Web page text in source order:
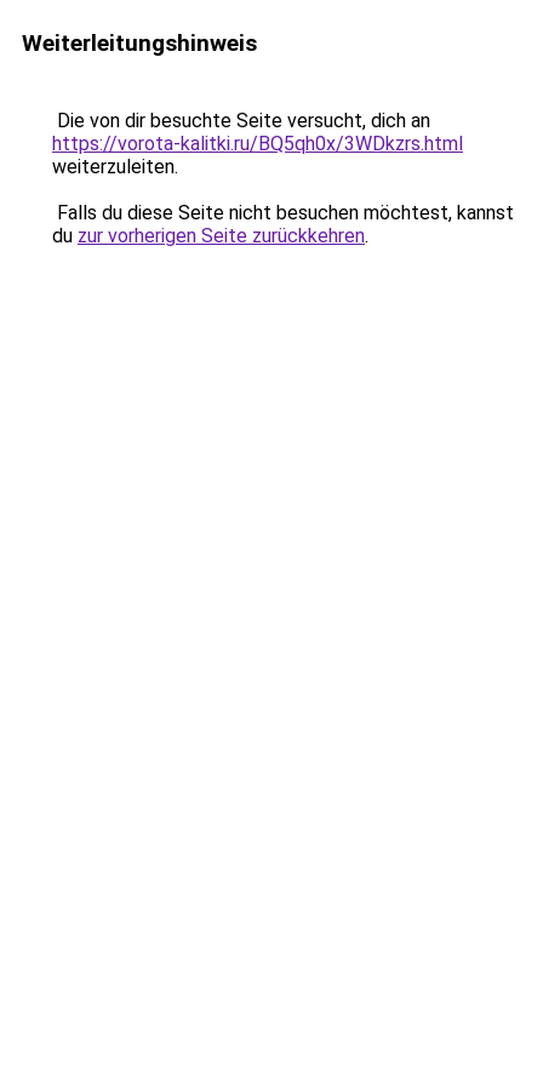
Weiterleitungshinweis
Die von dir besuchte Seite versucht, dich an
https://vorota-kalitki.ru/BQ5qh0x/3WDkzrs.html
weiterzuleiten.
Falls du diese Seite nicht besuchen möchtest, kannst
du zur vorherigen Seite zurückkehren.